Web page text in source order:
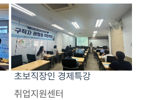
초보직장인 경제특강
취업지원센터